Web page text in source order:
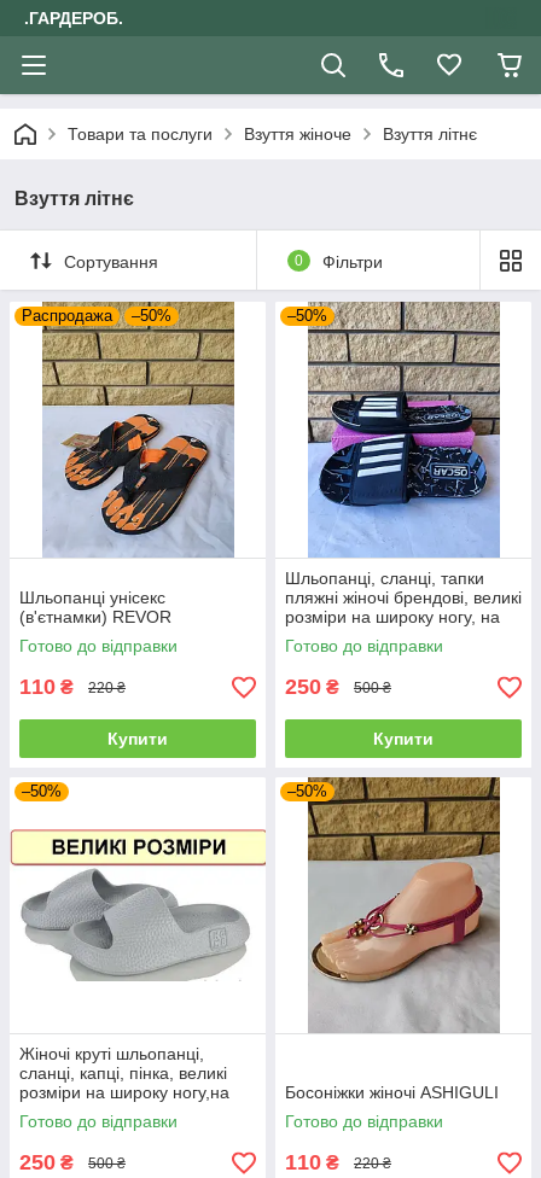
.ГАРДЕРОБ.
Товари та послуги Взуття жіноче Взуття літнє
Взуття літнє
Сортування 0 Фільтри
Распродажа –50%
Шльопанці унісекс
(в'єтнамки) REVOR
Готово до відправки
110 ₴ 220 ₴
Купити
–50%
Шльопанці, сланці, тапки
пляжні жіночі брендові, великі
розміри на широку ногу, на
товстій легкій підошві OSCAR,
Туреччина
Готово до відправки
250 ₴ 500 ₴
Купити
–50%
Жіночі круті шльопанці,
сланці, капці, пінка, великі
розміри на широку ногу,на
пружинній підошві
GOLLMONY
Готово до відправки
250 ₴ 500 ₴
–50%
Босоніжки жіночі ASHIGULI
Готово до відправки
110 ₴ 220 ₴